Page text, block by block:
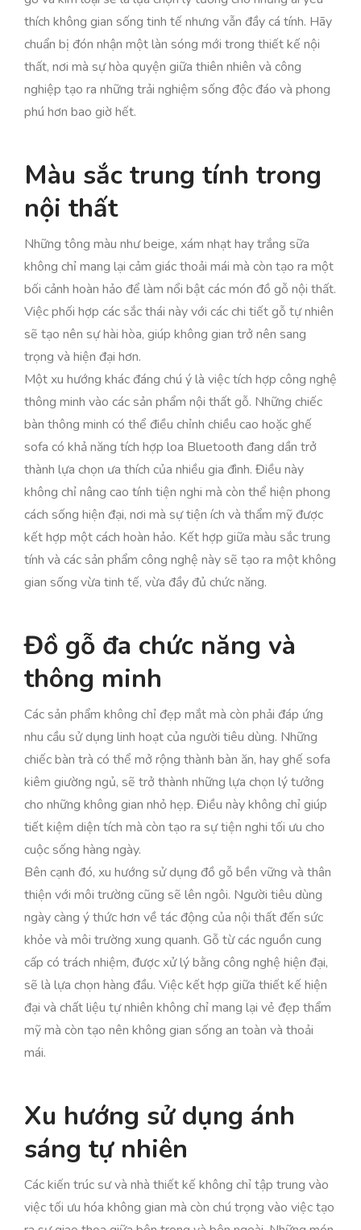
thích không gian sống tinh tế nhưng vẫn đầy cá tính. Hãy
chuẩn bị đón nhận một làn sóng mới trong thiết kế nội
thất, nơi mà sự hòa quyện giữa thiên nhiên và công
nghiệp tạo ra những trải nghiệm sống độc đáo và phong
phú hơn bao giờ hết.
Màu sắc trung tính trong
nội thất
Những tông màu như beige, xám nhạt hay trắng sữa
không chỉ mang lại cảm giác thoải mái mà còn tạo ra một
bối cảnh hoàn hảo để làm nổi bật các món đồ gỗ nội thất.
Việc phối hợp các sắc thái này với các chi tiết gỗ tự nhiên
sẽ tạo nên sự hài hòa, giúp không gian trở nên sang
trọng và hiện đại hơn.
Một xu hướng khác đáng chú ý là việc tích hợp công nghệ
thông minh vào các sản phẩm nội thất gỗ. Những chiếc
bàn thông minh có thể điều chỉnh chiều cao hoặc ghế
sofa có khả năng tích hợp loa Bluetooth đang dần trở
thành lựa chọn ưa thích của nhiều gia đình. Điều này
không chỉ nâng cao tính tiện nghi mà còn thể hiện phong
cách sống hiện đại, nơi mà sự tiện ích và thẩm mỹ được
kết hợp một cách hoàn hảo. Kết hợp giữa màu sắc trung
tính và các sản phẩm công nghệ này sẽ tạo ra một không
gian sống vừa tinh tế, vừa đầy đủ chức năng.
Đồ gỗ đa chức năng và
thông minh
Các sản phẩm không chỉ đẹp mắt mà còn phải đáp ứng
nhu cầu sử dụng linh hoạt của người tiêu dùng. Những
chiếc bàn trà có thể mở rộng thành bàn ăn, hay ghế sofa
kiêm giường ngủ, sẽ trở thành những lựa chọn lý tưởng
cho những không gian nhỏ hẹp. Điều này không chỉ giúp
tiết kiệm diện tích mà còn tạo ra sự tiện nghi tối ưu cho
cuộc sống hàng ngày.
Bên cạnh đó, xu hướng sử dụng đồ gỗ bền vững và thân
thiện với môi trường cũng sẽ lên ngôi. Người tiêu dùng
ngày càng ý thức hơn về tác động của nội thất đến sức
khỏe và môi trường xung quanh. Gỗ từ các nguồn cung
cấp có trách nhiệm, được xử lý bằng công nghệ hiện đại,
sẽ là lựa chọn hàng đầu. Việc kết hợp giữa thiết kế hiện
đại và chất liệu tự nhiên không chỉ mang lại vẻ đẹp thẩm
mỹ mà còn tạo nên không gian sống an toàn và thoải
mái.
Xu hướng sử dụng ánh
sáng tự nhiên
Các kiến trúc sư và nhà thiết kế không chỉ tập trung vào
việc tối ưu hóa không gian mà còn chú trọng vào việc tạo